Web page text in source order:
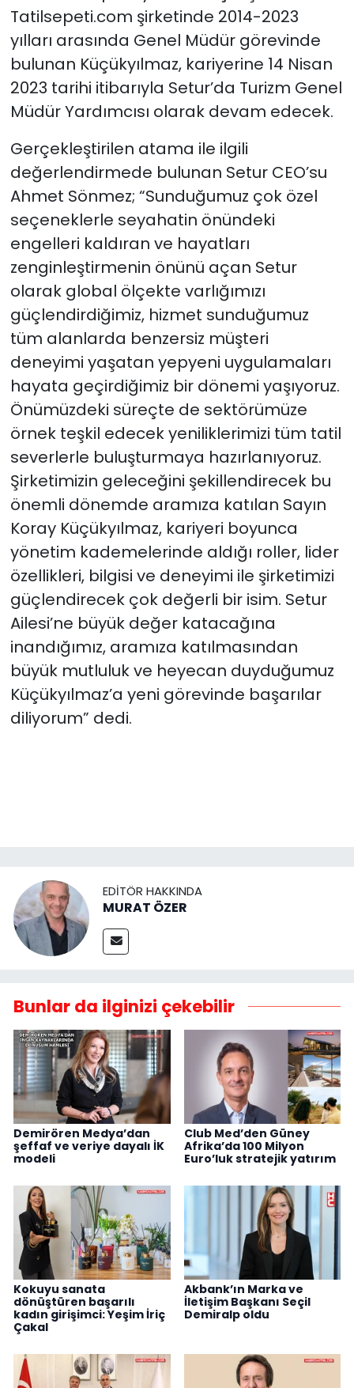
Tatilsepeti.com şirketinde 2014-2023
yılları arasında Genel Müdür görevinde
bulunan Küçükyılmaz, kariyerine 14 Nisan
2023 tarihi itibarıyla Setur’da Turizm Genel
Müdür Yardımcısı olarak devam edecek.
Gerçekleştirilen atama ile ilgili
değerlendirmede bulunan Setur CEO’su
Ahmet Sönmez; “Sunduğumuz çok özel
seçeneklerle seyahatin önündeki
engelleri kaldıran ve hayatları
zenginleştirmenin önünü açan Setur
olarak global ölçekte varlığımızı
güçlendirdiğimiz, hizmet sunduğumuz
tüm alanlarda benzersiz müşteri
deneyimi yaşatan yepyeni uygulamaları
hayata geçirdiğimiz bir dönemi yaşıyoruz.
Önümüzdeki süreçte de sektörümüze
örnek teşkil edecek yeniliklerimizi tüm tatil
severlerle buluşturmaya hazırlanıyoruz.
Şirketimizin geleceğini şekillendirecek bu
önemli dönemde aramıza katılan Sayın
Koray Küçükyılmaz, kariyeri boyunca
yönetim kademelerinde aldığı roller, lider
özellikleri, bilgisi ve deneyimi ile şirketimizi
güçlendirecek çok değerli bir isim. Setur
Ailesi’ne büyük değer katacağına
inandığımız, aramıza katılmasından
büyük mutluluk ve heyecan duyduğumuz
Küçükyılmaz’a yeni görevinde başarılar
diliyorum” dedi.
EDITÖR HAKKINDA
MURAT ÖZER
Bunlar da ilginizi çekebilir
Demirören Medya’dan
şeffaf ve veriye dayalı İK
modeli
Club Med’den Güney
Afrika’da 100 Milyon
Euro’luk stratejik yatırım
Kokuyu sanata
dönüştüren başarılı
kadın girişimci: Yeşim İriç
Çakal
Akbank’ın Marka ve
İletişim Başkanı Seçil
Demiralp oldu